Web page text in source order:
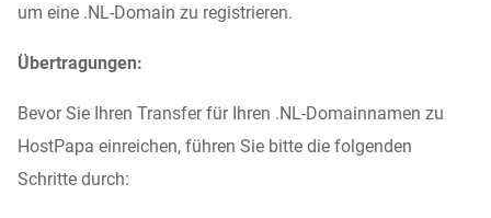
um eine .NL-Domain zu registrieren.
Übertragungen:
Bevor Sie Ihren Transfer für Ihren .NL-Domainnamen zu
HostPapa einreichen, führen Sie bitte die folgenden
Schritte durch: